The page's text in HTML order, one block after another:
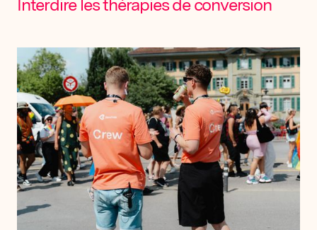
Interdire les thérapies de conversion